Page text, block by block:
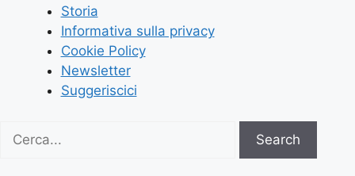
Storia
Informativa sulla privacy
Cookie Policy
Newsletter
Suggeriscici
for:
Search